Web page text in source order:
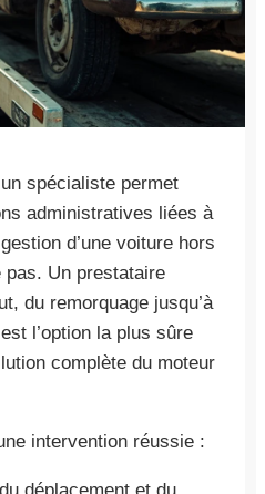
spécialiste permet
administratives liées à
d’une voiture hors
pas. Un prestataire
du remorquage jusqu’à
l’option la plus sûre
complète du moteur
intervention réussie :